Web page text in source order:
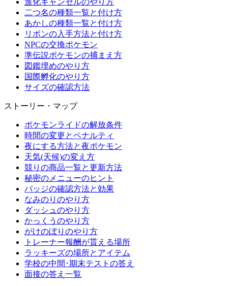
進化キャンセルのやり方
二つ名の種類一覧と付け方
あかしの種類一覧と付け方
リボンの入手方法と付け方
NPCの交換ポケモン
準伝説ポケモンの捕まえ方
図鑑埋めのやり方
国際孵化のやり方
サイズの確認方法
ストーリー・マップ
ポケモンライドの解放条件
時間の変更とペナルティ
夜にする方法と夜ポケモン
天気(天候)の変え方
競りの商品一覧と更新方法
秘密のメニューのヒント
バッジの確認方法と効果
なみのりのやり方
ダッシュのやり方
かっくうのやり方
がけのぼりのやり方
トレーナー報酬が貰える場所
ラッキーズの場所とアイテム
学校の中間･期末テストの答え
面接の答え一覧